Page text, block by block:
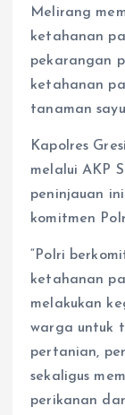
Melirang
ketahanan
pekarangan
ketahanan
tanaman
Kapolres
melalui AKP
peninjauan
komitmen
“Polri
ketahanan
melakukan
warga untuk
pertanian,
sekaligus
perikanan